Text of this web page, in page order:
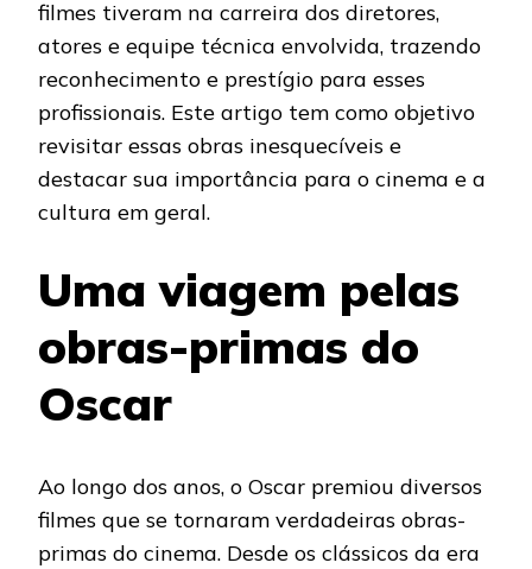
filmes tiveram na carreira dos diretores,
atores e equipe técnica envolvida, trazendo
reconhecimento e prestígio para esses
profissionais. Este artigo tem como objetivo
revisitar essas obras inesquecíveis e
destacar sua importância para o cinema e a
cultura em geral.
Uma viagem pelas
obras-primas do
Oscar
Ao longo dos anos, o Oscar premiou diversos
filmes que se tornaram verdadeiras obras-
primas do cinema. Desde os clássicos da era